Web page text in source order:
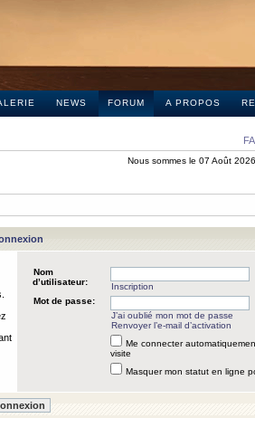
NEWS FORUM A PROPOS
Nous sommes le 07 Août
Nom
d’utilisateur:
Inscription
Mot de passe:
J’ai oublié mon mot de passe
Renvoyer l’e-mail d’activation
Me connecter
visite
Masquer mon statut en ligne